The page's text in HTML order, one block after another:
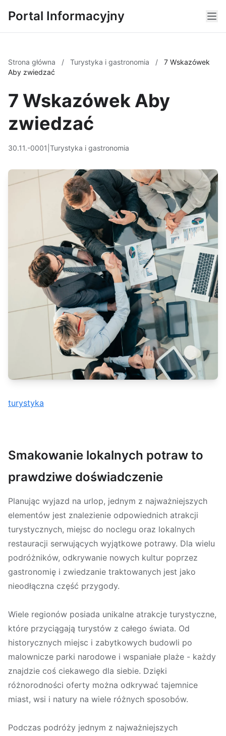
Portal Informacyjny
Strona główna / Turystyka i gastronomia /
7 Wskazówek
Aby zwiedzać
7 Wskazówek Aby
zwiedzać
30.11.-0001 Turystyka i gastronomia
turystyka
Smakowanie lokalnych potraw to
prawdziwe doświadczenie
Planując wyjazd na urlop, jednym z najważniejszych
elementów jest znalezienie odpowiednich atrakcji
turystycznych, miejsc do noclegu oraz lokalnych
restauracji serwujących wyjątkowe potrawy. Dla wielu
podróżników, odkrywanie nowych kultur poprzez
gastronomię i zwiedzanie traktowanych jest jako
nieodłączna część przygody.
Wiele regionów posiada unikalne atrakcje turystyczne,
które przyciągają turystów z całego świata. Od
historycznych miejsc i zabytkowych budowli po
malownicze parki narodowe i wspaniałe plaże - każdy
znajdzie coś ciekawego dla siebie. Dzięki
różnorodności oferty można odkrywać tajemnice
miast, wsi i natury na wiele różnych sposobów.
Podczas podróży jednym z najważniejszych